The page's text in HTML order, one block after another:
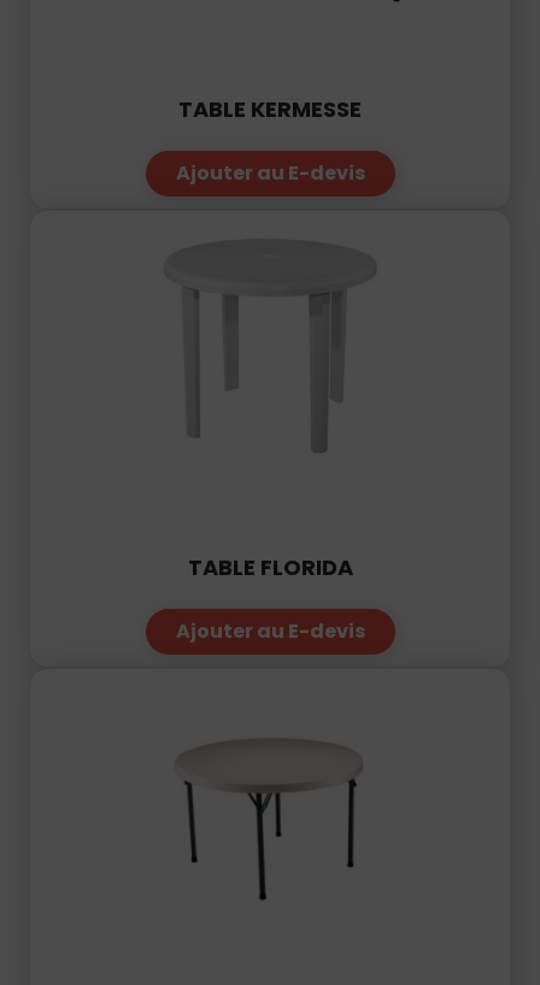
TABLE KERMESSE
Ajouter au E-devis
TABLE FLORIDA
Ajouter au E-devis